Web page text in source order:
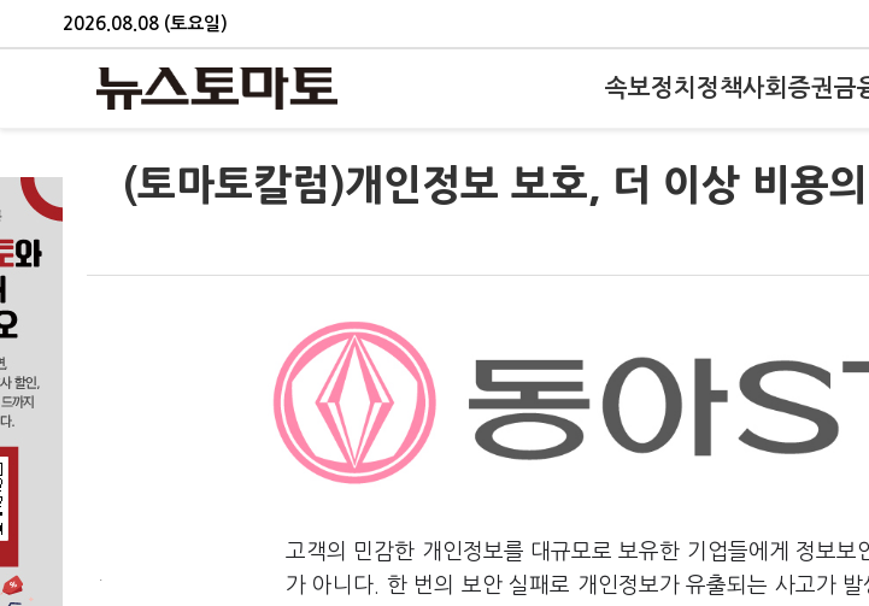
2026.08.08 (토요일)
속보정치 정책사회 증권금
(토마토칼럼)개인정보 보호, 더 이상 비용
고객의 민감한 개인정보를 대규모로 보유한 기업들에게 정보보
가 아니다. 한 번의 보안 실패로 개인정보가 유출되는 사고가